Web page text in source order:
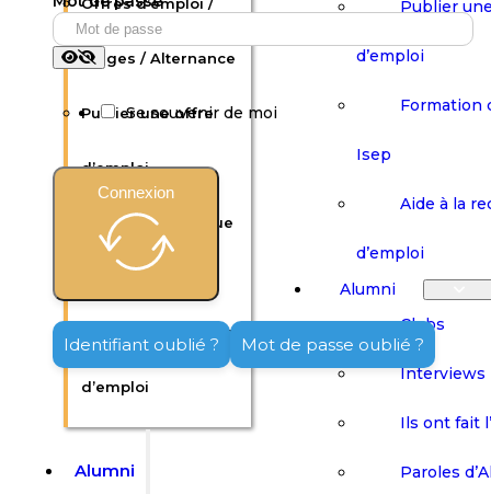
Stages / Alternance
Publier une offre
d’emploi
Formation continue
Aide à la recherche
d’emploi
Alumni
Publier
d’emploi
Formation
Isep
Aide à la
d’emploi
Alumni
Clubs
Interviews
Ils ont fait
Paroles
Se souvenir de moi
Connexion
Identifiant oublié ? Mot de passe oublié ?